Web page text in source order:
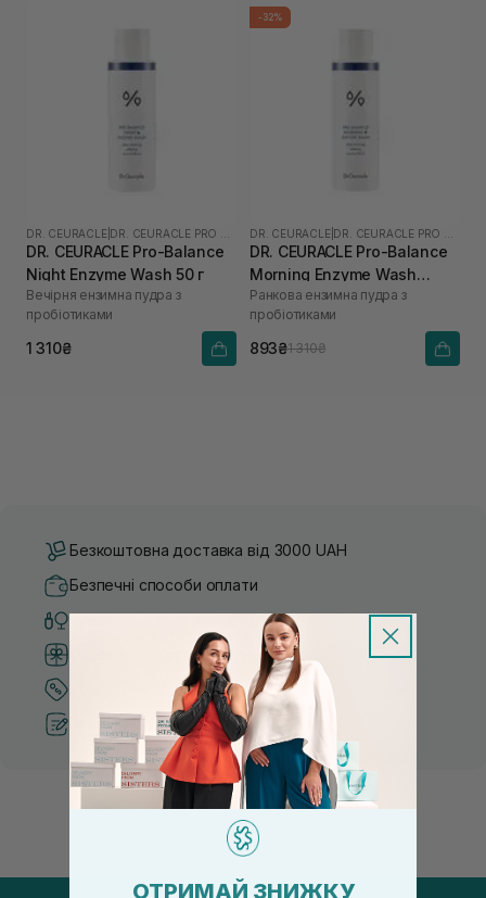
DR. CEURACLE
DR. CEURACLE Pro-Balance
Night Enzyme Wash 50 г
Вечірня ензимна пудра з
пробіотиками
1 310₴
-32%
DR. CEURACLE
DR. CEURACLE Pro-Balance
Morning Enzyme Wash
(термін до 01.27р.) 50 г
Ранкова ензимна пудра з
пробіотиками
893₴1 310₴
Безкоштовна доставка від 3000 UAH
Безпечні способи оплати
Тільки оригінальна косметика
Система бонусів та лояльності
Кращі ціни та топ товари
Рекомендації від косметологів
ОТРИМАЙ ЗНИЖКУ